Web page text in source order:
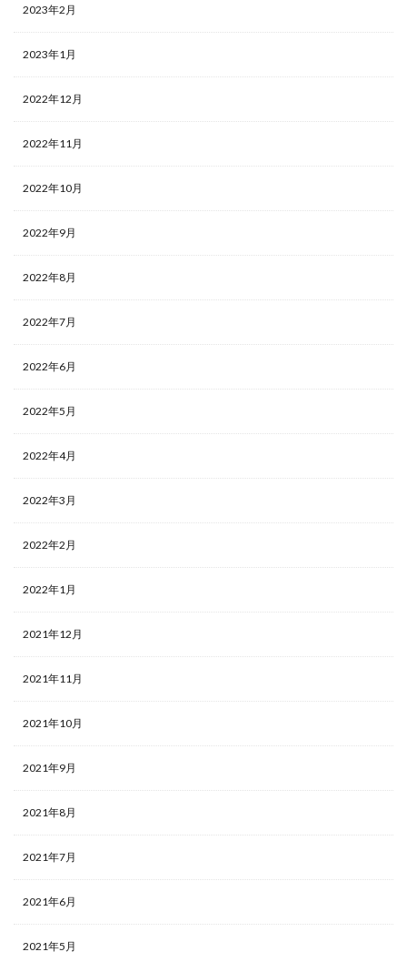
2023年2月
2023年1月
2022年12月
2022年11月
2022年10月
2022年9月
2022年8月
2022年7月
2022年6月
2022年5月
2022年4月
2022年3月
2022年2月
2022年1月
2021年12月
2021年11月
2021年10月
2021年9月
2021年8月
2021年7月
2021年6月
2021年5月